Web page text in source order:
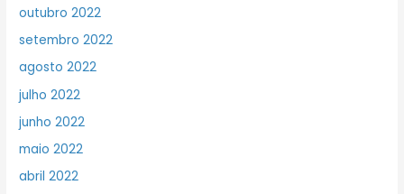
outubro 2022
setembro 2022
agosto 2022
julho 2022
junho 2022
maio 2022
abril 2022